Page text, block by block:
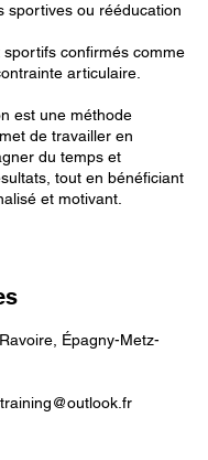
sportives ou rééducation
sportifs confirmés comme
articulaire.
est une méthode
de travailler en
du temps et
tout en bénéficiant
et motivant.
Épagny-Metz-